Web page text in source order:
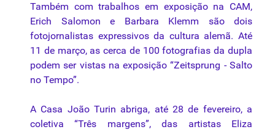
Também com trabalhos em exposição na CAM,
Erich Salomon e Barbara Klemm são dois
fotojornalistas expressivos da cultura alemã. Até
11 de março, as cerca de 100 fotografias da dupla
podem ser vistas na exposição “Zeitsprung - Salto
no Tempo”.
A Casa João Turin abriga, até 28 de fevereiro, a
coletiva “Três margens”, das artistas Eliza